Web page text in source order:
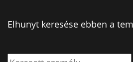
Elhunyt keresése ebben a